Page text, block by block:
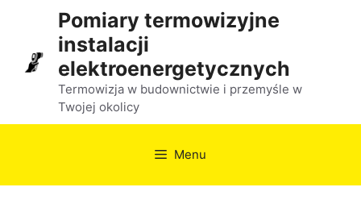
treści
Pomiary termowizyjne
instalacji
elektroenergetycznych
Termowizja w budownictwie i przemyśle w
Twojej okolicy
Menu